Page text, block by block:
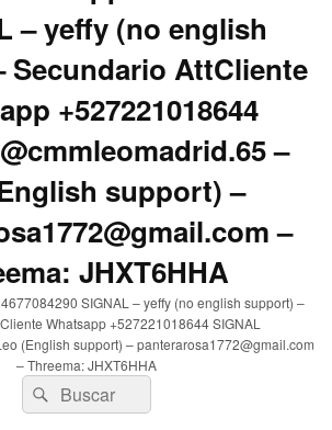
– yeffy (no english
Secundario AttCliente
+527221018644
–
support) –
–
JHXT6HHA
SIGNAL – yeffy (no english support) –
Whatsapp +527221018644 SIGNAL
(English support) – panterarosa1772@gmail.com
– Threema: JHXT6HHA
Buscar
por:
Buscar